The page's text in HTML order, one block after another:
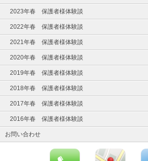
2023年春 保護者様体験談
2022年春 保護者様体験談
2021年春 保護者様体験談
2020年春 保護者様体験談
2019年春 保護者様体験談
2018年春 保護者様体験談
2017年春 保護者様体験談
2016年春 保護者様体験談
お問い合わせ